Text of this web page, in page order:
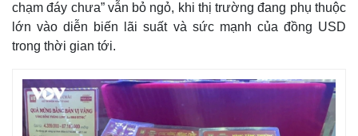
chạm đáy chưa” vẫn bỏ ngỏ, khi thị trường đang phụ thuộc
lớn vào diễn biến lãi suất và sức mạnh của đồng USD
trong thời gian tới.